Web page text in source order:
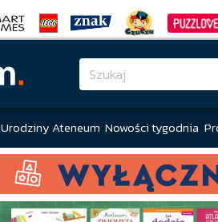
Urodziny Ateneum Nowości tygodnia